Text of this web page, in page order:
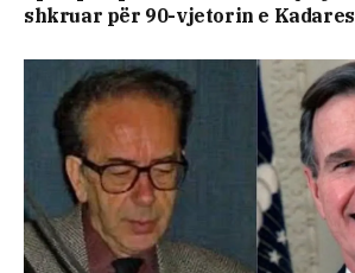
shkruar për 90-vjetorin e Kadares